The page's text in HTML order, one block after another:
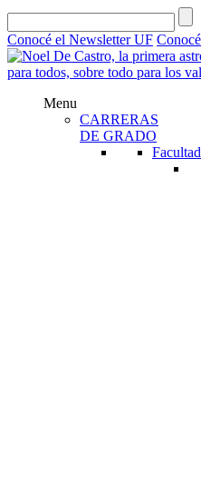
Conocé el Newsletter UF
Menu
CARRERAS
DE GRADO